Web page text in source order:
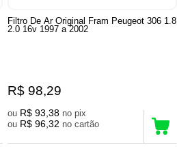
Filtro De Ar Original Fram Peugeot 306 1.8
2.0 16v 1997 a 2002
R$ 98,29
ou R$ 93,38
no pix
ou R$ 96,32 no cartão